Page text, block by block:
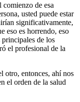
comienzo de esa
usted puede estar
significativamente,
eso es horrendo, eso
principales de los
el profesional de la
otro, entonces, ahí nos
el orden de la salud